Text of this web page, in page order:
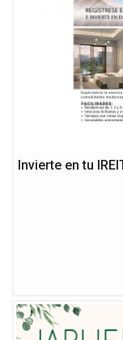
Invierte en tu